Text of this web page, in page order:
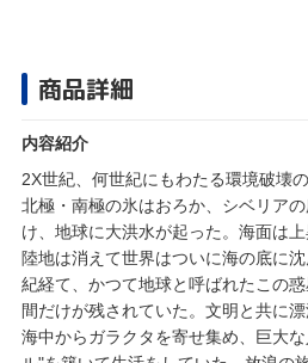
商品詳細
内容紹介
2X世紀、何世紀にもわたる環境破壊
北極・南極の氷はおろか、シベリア
け、地球に大洪水が起った。海面は
陸地は消えて世界はついに海の底に
紀経て、かつて地球と呼ばれたこの
間だけが残されていた。文明と共に
海中からガラクタを寄せ集め、巨大